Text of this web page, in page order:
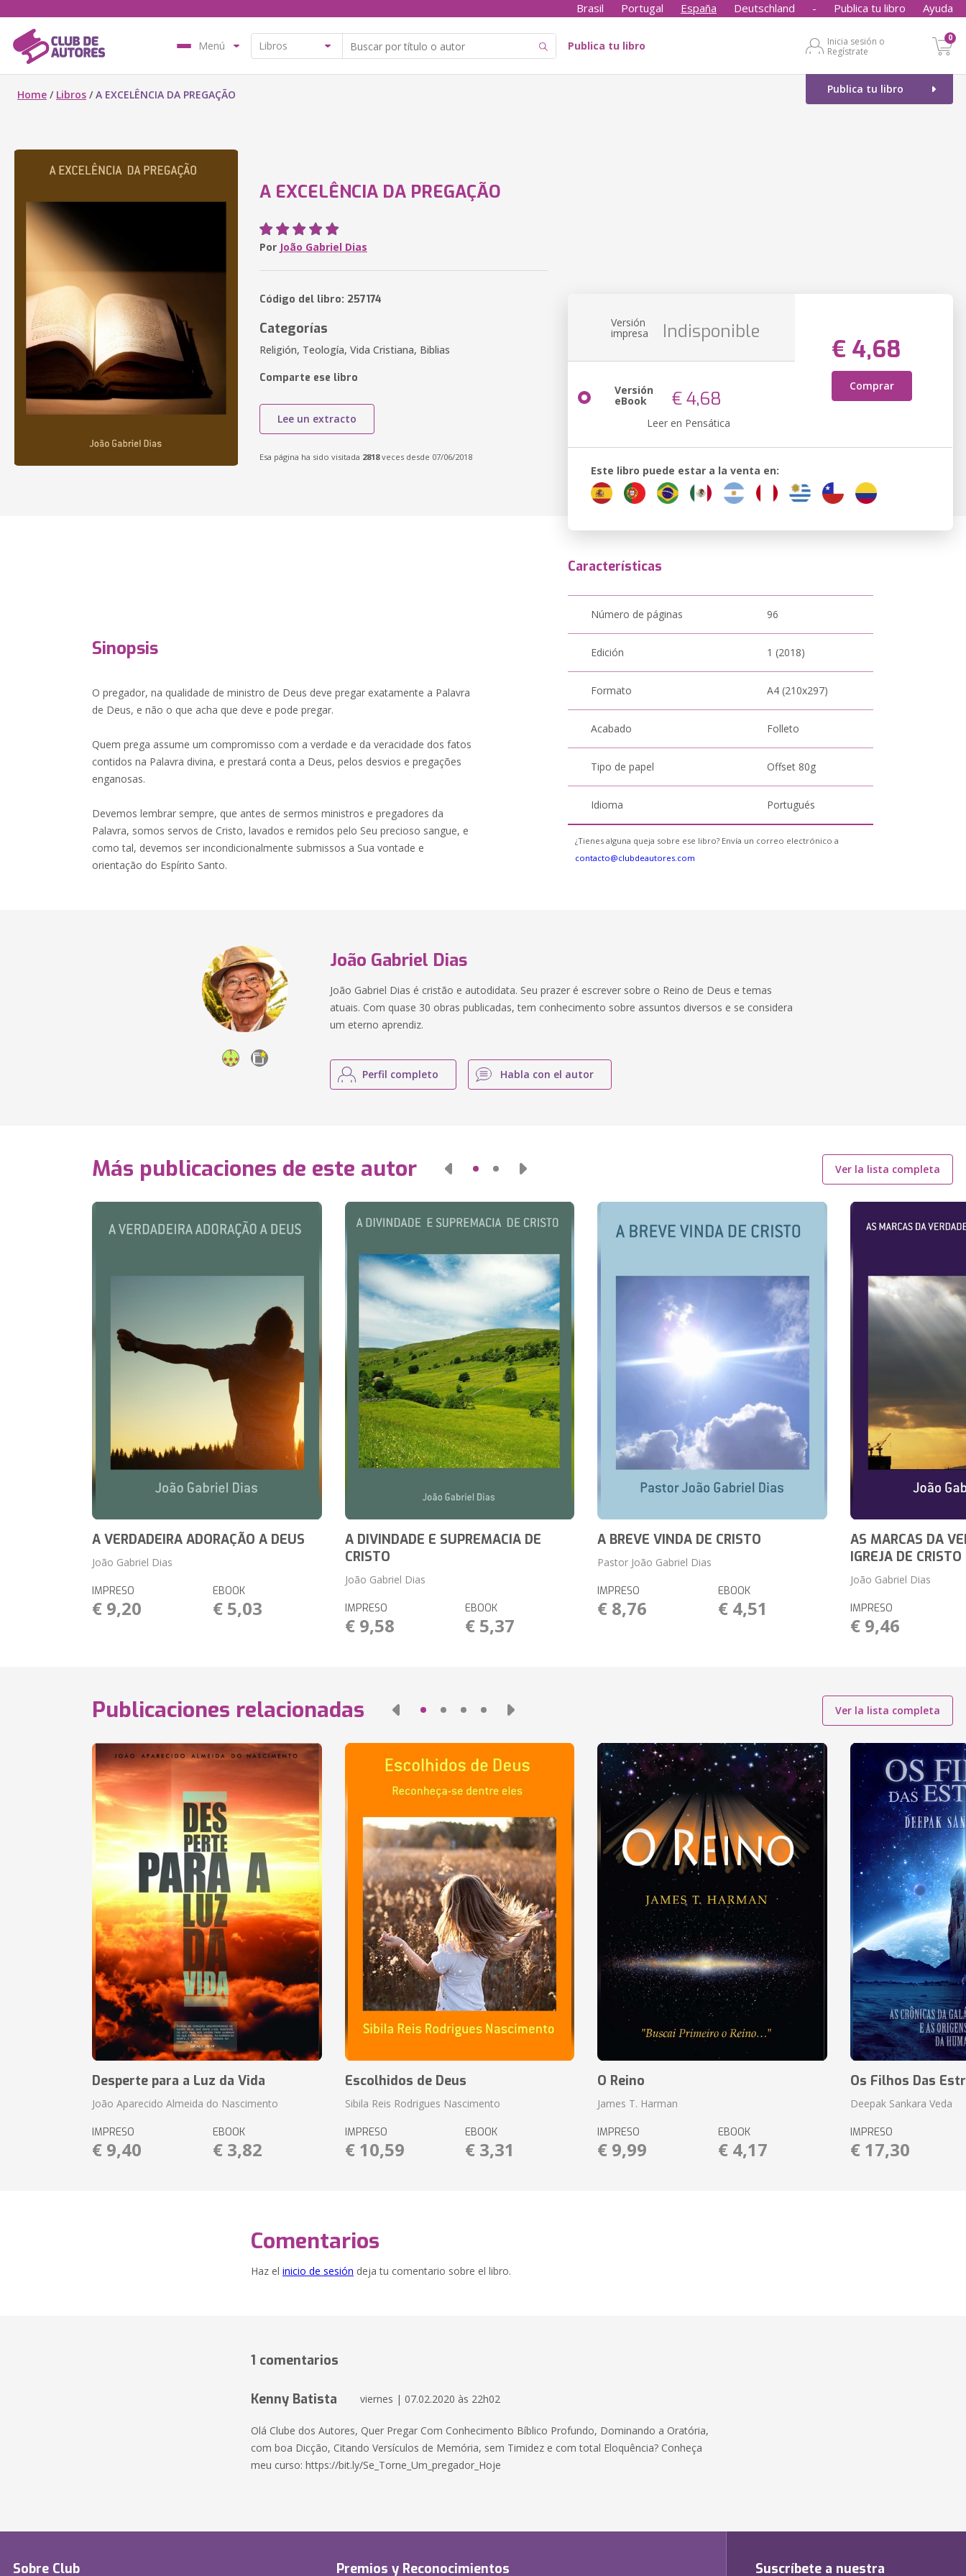
Brasil Portugal España Deutschland - Publica tu libro Ayuda
Menú Publica tu libro
Inicia sesión o
Regístrate
0
Publica tu libro
Home / Libros /A EXCELÊNCIA DA PREGAÇÃO
A EXCELÊNCIA DA PREGAÇÃO
Por João Gabriel Dias
Código del libro: 257174
Categorías
Religión, Teología, Vida Cristiana, Biblias
Comparte ese libro
Lee un extracto
Esa página ha sido visitada 2818veces desde 07/06/2018
Versión
impresa Indisponible
€ 4,68
Comprar
Versión
eBook € 4,68
Leer en Pensática
Este libro puede estar a la venta en:
Sinopsis
O pregador, na qualidade de ministro de Deus deve pregar exatamente a Palavra
de Deus, e não o que acha que deve e pode pregar.
Quem prega assume um compromisso com a verdade e da veracidade dos fatos
contidos na Palavra divina, e prestará conta a Deus, pelos desvios e pregações
enganosas.
Devemos lembrar sempre, que antes de sermos ministros e pregadores da
Palavra, somos servos de Cristo, lavados e remidos pelo Seu precioso sangue, e
como tal, devemos ser incondicionalmente submissos a Sua vontade e
orientação do Espírito Santo.
Características
Número de páginas 96
Edición 1 (2018)
Formato A4 (210x297)
Acabado Folleto
Tipo de papel Offset 80g
Idioma Portugués
¿Tienes alguna queja sobre ese libro? Envía un correo electrónico a
contacto@clubdeautores.com
João Gabriel Dias
João Gabriel Dias é cristão e autodidata. Seu prazer é escrever sobre o Reino de Deus e temas
atuais. Com quase 30 obras publicadas, tem conhecimento sobre assuntos diversos e se considera
um eterno aprendiz.
Perfil completo Habla con el autor
Más publicaciones de este autor Ver la lista completa
A VERDADEIRA ADORAÇÃO A DEUS
João Gabriel Dias
IMPRESO
€ 9,20
EBOOK
€ 5,03
A DIVINDADE E SUPREMACIA DE
CRISTO
João Gabriel Dias
IMPRESO
€ 9,58
EBOOK
€ 5,37
A BREVE VINDA DE CRISTO
Pastor João Gabriel Dias
IMPRESO
€ 8,76
EBOOK
€ 4,51
AS MARCAS DA
IGREJA DE CRISTO
João Gabriel Dias
IMPRESO
€ 9,46
Publicaciones relacionadas Ver la lista completa
Desperte para a Luz da Vida
João Aparecido Almeida do Nascimento
IMPRESO
€ 9,40
EBOOK
€ 3,82
Escolhidos de Deus
Sibila Reis Rodrigues Nascimento
IMPRESO
€ 10,59
EBOOK
€ 3,31
O Reino
James T. Harman
IMPRESO
€ 9,99
EBOOK
€ 4,17
Os Filhos Das
Deepak Sankara Veda
IMPRESO
€ 17,30
Comentarios
Haz el inicio de sesión deja tu comentario sobre el libro.
1 comentarios
Kenny Batista viernes | 07.02.2020 às 22h02
Olá Clube dos Autores, Quer Pregar Com Conhecimento Bíblico Profundo, Dominando a Oratória,
com boa Dicção, Citando Versículos de Memória, sem Timidez e com total Eloquência? Conheça
meu curso: https://bit.ly/Se_Torne_Um_pregador_Hoje
Sobre Club Premios y Reconocimientos Suscríbete a nuestra